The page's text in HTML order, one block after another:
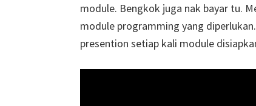
module. Bengkok juga nak bayar tu.
module programming yang
presention setiap kali module